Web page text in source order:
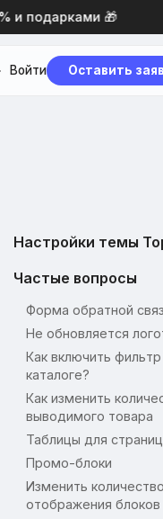
🎁
Войти Оставить
Настройки темы
Частые вопросы
Форма обратной
Не обновляется
Как включить фильтр
каталоге?
Как изменить
выводимого товара
Таблицы для страниц
Промо-блоки
Изменить количество
отображения блоков